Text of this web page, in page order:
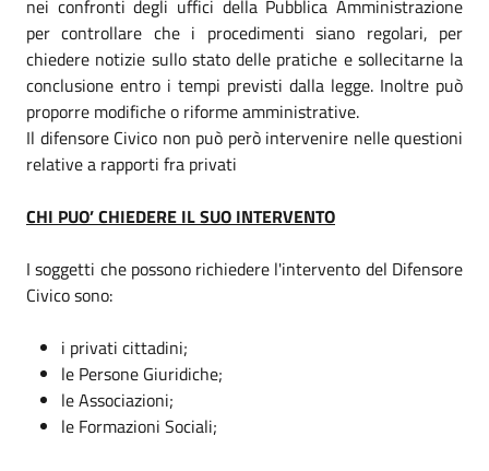
nei confronti degli uffici della Pubblica Amministrazione
per controllare che i procedimenti siano regolari, per
chiedere notizie sullo stato delle pratiche e sollecitarne la
conclusione entro i tempi previsti dalla legge. Inoltre può
proporre modifiche o riforme amministrative.
Il difensore Civico non può però intervenire nelle questioni
relative a rapporti fra privati
CHI PUO’ CHIEDERE IL SUO INTERVENTO
I soggetti che possono richiedere l'intervento del Difensore
Civico sono:
i privati cittadini;
le Persone Giuridiche;
le Associazioni;
le Formazioni Sociali;